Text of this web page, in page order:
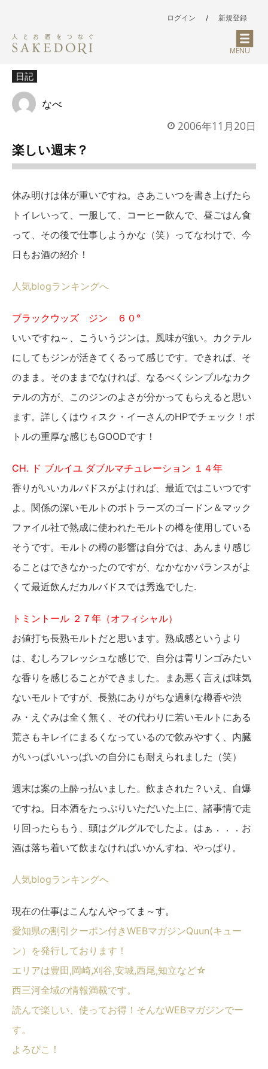
ログイン / 新規登録
MENU
日記
なべ
2006年11月20日
楽しい週末？
休み明けは体が重いですね。さあこいつを書き上げたら
トイレいって、一服して、コーヒー飲んで、昼ごはん食
って、その後で仕事しようかな（笑）ってなわけで、今
日もお酒の紹介！
人気blogランキングへ
ブラックウッズ ジン ６０°
いいですね～、こういうジンは。風味が強い。カクテル
にしてもジンが活きてくるって感じです。できれば、そ
のまま。そのままでなければ、なるべくシンプルなカク
テルの方が、このジンのよさが分かってもらえると思い
ます。詳しくはウィスク・イーさんのHPでチェック！ボ
トルの重厚な感じもGOODです！
CH. ド ブルイユ ダブルマチュレーション １４年
香りがいいカルバドスがよければ、最近ではこいつです
よ。関係の深いモルトのボトラーズのゴードン＆マック
ファイル社で熟成に使われたモルトの樽を使用している
そうです。モルトの樽の影響は自分では、あんまり感じ
ることはできなかったのですが、なかなかバランスがよ
くて最近飲んだカルバドスでは秀逸でした.
トミントール ２７年（オフィシャル）
お値打ち長熟モルトだと思います。熟成感というより
は、むしろフレッシュな感じで、自分は青リンゴみたい
な香りを感じることができました。まあ悪く言えば味気
ないモルトですが、長熟にありがちな過剰な樽香や渋
み・えぐみは全く無く、その代わりに若いモルトにある
荒さもキレイにまるくなっているので飲みやすく、内臓
がいっぱいいっぱいの自分にも耐えられました（笑）
週末は案の上酔っ払いました。飲まされた？いえ、自爆
ですね。日本酒をたっぷりいただいた上に、諸事情で走
り回ったらもう、頭はグルグルでしたよ。はぁ．．．お
酒は落ち着いて飲まなければいかんすね、やっぱり。
人気blogランキングへ
現在の仕事はこんなんやってま～す。
愛知県の割引クーポン付きWEBマガジンQuun(キュー
ン）を発行しております！
エリアは豊田,岡崎,刈谷,安城,西尾,知立など☆
西三河全域の情報満載です。
読んで楽しい、使ってお得！そんなWEBマガジンでー
す。
よろぴこ！